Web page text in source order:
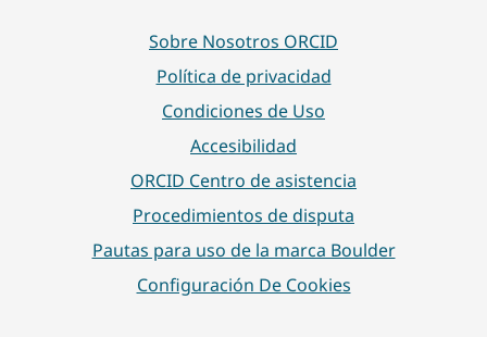
Sobre Nosotros ORCID
Política de privacidad
Condiciones de Uso
Accesibilidad
ORCID Centro de asistencia
Procedimientos de disputa
Pautas para uso de la marca Boulder
Configuración De Cookies